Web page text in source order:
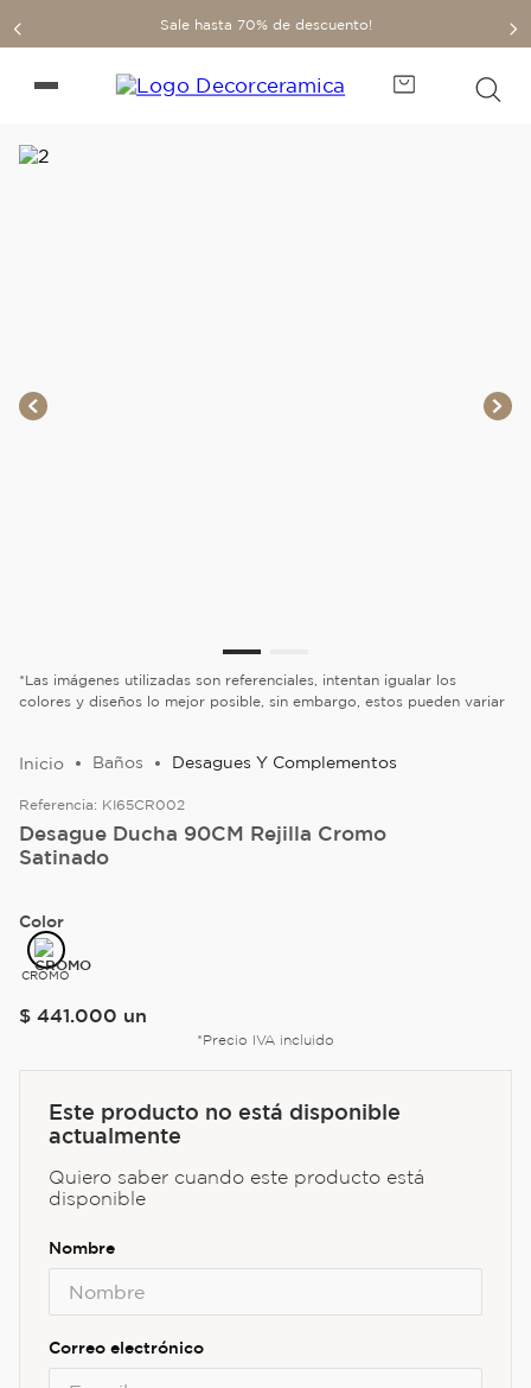
Sale hasta 70% de descuento!
*Las imágenes utilizadas son referenciales, intentan igualar los
colores y diseños lo mejor posible, sin embargo, estos pueden variar
Baños Desagues Y Complementos
Referencia: KI65CR002
Desague Ducha 90CM Rejilla Cromo
Satinado
Color
CROMO
$ 441.000 un
*Precio IVA incluido
Este producto no está disponible
actualmente
Quiero saber cuando este producto está
disponible